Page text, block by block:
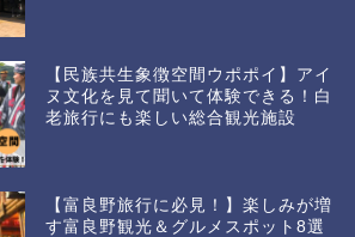
【民族共生象徴空間ウポポイ】アイ
ヌ文化を見て聞いて体験できる！白
老旅行にも楽しい総合観光施設
【富良野旅行に必見！】楽しみが増
す富良野観光＆グルメスポット8選